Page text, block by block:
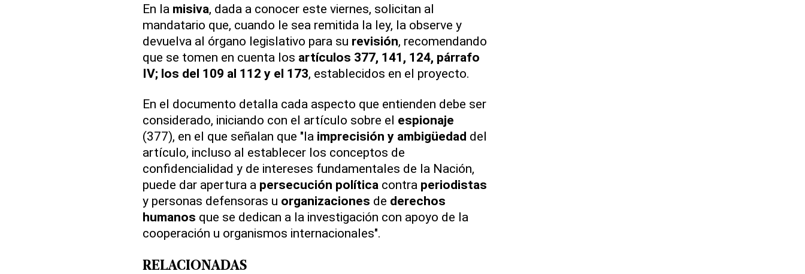
En la misiva, dada a conocer este viernes, solicitan al
mandatario que, cuando le sea remitida la ley, la observe y
devuelva al órgano legislativo para su revisión, recomendando
que se tomen en cuenta los artículos 377, 141, 124, párrafo
IV; los del 109 al 112 y el 173, establecidos en el proyecto.
En el documento detalla cada aspecto que entienden debe ser
considerado, iniciando con el artículo sobre el espionaje
(377), en el que señalan que "la imprecisión y ambigüedad del
artículo, incluso al establecer los conceptos de
confidencialidad y de intereses fundamentales de la Nación,
puede dar apertura a persecución política contra periodistas
y personas defensoras u organizaciones de derechos
humanos que se dedican a la investigación con apoyo de la
cooperación u organismos internacionales".
RELACIONADAS